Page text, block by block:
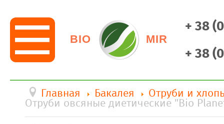
BIO MIR
+ 38
+ 38
Главная Бакалея Отруби и
Отруби овсяные диетические "Bio